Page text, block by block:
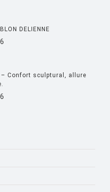
DELIENNE
– Confort sculptural, allure